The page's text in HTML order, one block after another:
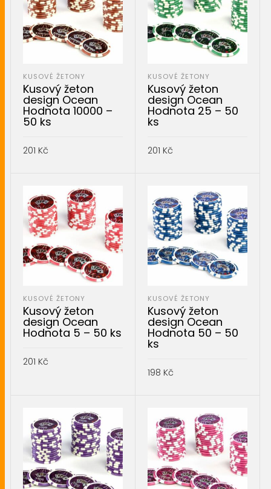
KUSOVÉ ŽETONY
Kusový žeton
design Ocean
Hodnota 10000 –
50 ks
201 Kč
KUSOVÉ ŽETONY
Kusový žeton
design Ocean
Hodnota 25 – 50
ks
201 Kč
KUSOVÉ ŽETONY
Kusový žeton
design Ocean
Hodnota 5 – 50 ks
201 Kč
KUSOVÉ ŽETONY
Kusový žeton
design Ocean
Hodnota 50 – 50
ks
198 Kč